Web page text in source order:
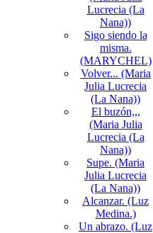
Lucrecia (La
Nana))
Sigo siendo la
misma.
(MARYCHEL)
Volver... (Maria
Julia Lucrecia
(La Nana))
El buzón,,,
(Maria Julia
Lucrecia (La
Nana))
Supe. (Maria
Julia Lucrecia
(La Nana))
Alcanzar. (Luz
Medina.)
Un abrazo. (Luz